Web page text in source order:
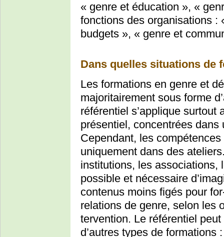
« genre et éducation », «
fonctions des organisations :
budgets », « genre et
Dans quelles situations de
Les formations en genre et
majoritairement sous forme
référentiel s’applique
présentiel, concentrées
Cependant, les
uniquement dans des
institutions, les associations,
possible et nécessaire
contenus moins figés pour
relations de genre, selon les
tervention. Le référentiel
d’autres types de